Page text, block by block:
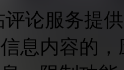
论服务提
息内容的